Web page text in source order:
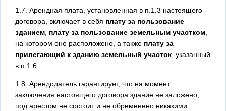
1.7. Арендная плата, установленная в п.1.3 настоящего
договора, включает в себя плату за пользование
зданием плату за пользование земельным участком
на котором оно расположено, а также плату за
прилегающий к зданию земельный участок , указанный
в п.1.6.
1.8. Арендодатель гарантирует, что на момент
заключения настоящего договора здание не заложено,
под арестом не состоит и не обременено никакими